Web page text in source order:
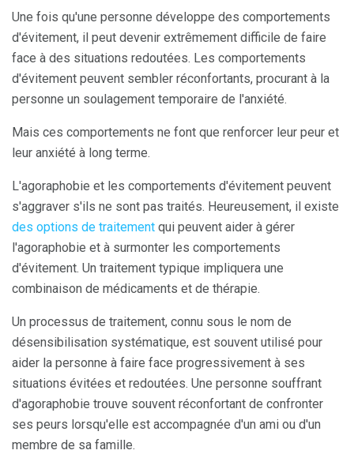
Une fois qu'une personne développe des comportements
d'évitement, il peut devenir extrêmement difficile de faire
face à des situations redoutées. Les comportements
d'évitement peuvent sembler réconfortants, procurant à la
personne un soulagement temporaire de l'anxiété.
Mais ces comportements ne font que renforcer leur peur et
leur anxiété à long terme.
L'agoraphobie et les comportements d'évitement peuvent
s'aggraver s'ils ne sont pas traités. Heureusement, il existe
des options de traitement qui peuvent aider à gérer
l'agoraphobie et à surmonter les comportements
d'évitement. Un traitement typique impliquera une
combinaison de médicaments et de thérapie.
Un processus de traitement, connu sous le nom de
désensibilisation systématique, est souvent utilisé pour
aider la personne à faire face progressivement à ses
situations évitées et redoutées. Une personne souffrant
d'agoraphobie trouve souvent réconfortant de confronter
ses peurs lorsqu'elle est accompagnée d'un ami ou d'un
membre de sa famille.